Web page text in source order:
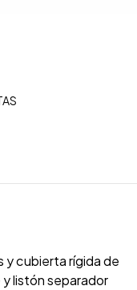
y cubierta rígida de
listón separador